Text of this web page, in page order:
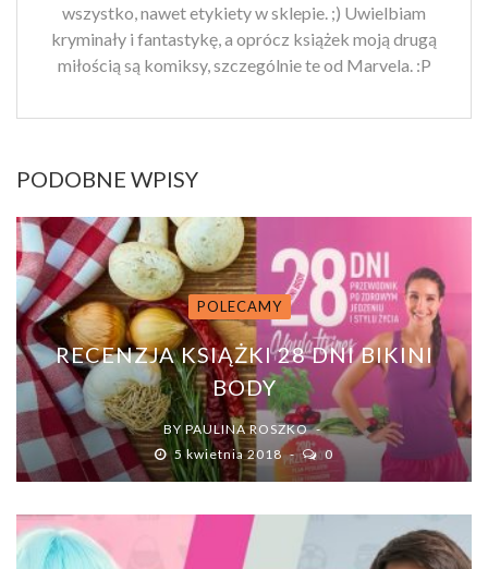
wszystko, nawet etykiety w sklepie. ;) Uwielbiam
kryminały i fantastykę, a oprócz książek moją drugą
miłością są komiksy, szczególnie te od Marvela. :P
PODOBNE WPISY
POLECAMY
RECENZJA KSIĄŻKI 28 DNI BIKINI
BODY
BY PAULINA ROSZKO
5 kwietnia 2018
0